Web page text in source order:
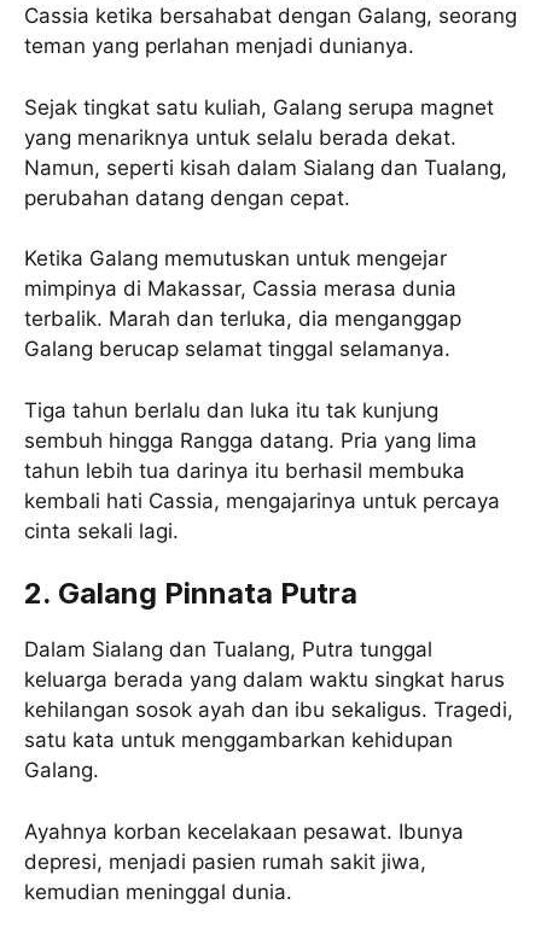
Cassia ketika bersahabat dengan Galang, seorang
teman yang perlahan menjadi dunianya.
Sejak tingkat satu kuliah, Galang serupa magnet
yang menariknya untuk selalu berada dekat.
Namun, seperti kisah dalam Sialang dan Tualang,
perubahan datang dengan cepat.
Ketika Galang memutuskan untuk mengejar
mimpinya di Makassar, Cassia merasa dunia
terbalik. Marah dan terluka, dia menganggap
Galang berucap selamat tinggal selamanya.
Tiga tahun berlalu dan luka itu tak kunjung
sembuh hingga Rangga datang. Pria yang lima
tahun lebih tua darinya itu berhasil membuka
kembali hati Cassia, mengajarinya untuk percaya
cinta sekali lagi.
2. Galang Pinnata Putra
Dalam Sialang dan Tualang, Putra tunggal
keluarga berada yang dalam waktu singkat harus
kehilangan sosok ayah dan ibu sekaligus. Tragedi,
satu kata untuk menggambarkan kehidupan
Galang.
Ayahnya korban kecelakaan pesawat. Ibunya
depresi, menjadi pasien rumah sakit jiwa,
kemudian meninggal dunia.